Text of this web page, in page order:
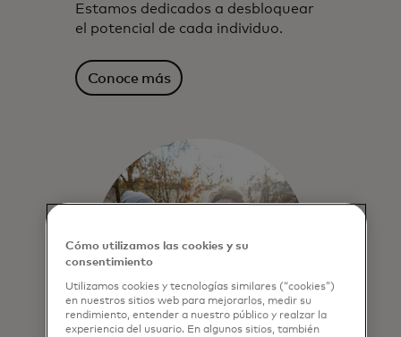
Estamos dedicados a desbloquear
el potencial de cada individuo.
Conoce más
Cómo utilizamos las cookies y su
consentimiento
Utilizamos cookies y tecnologías similares (“cookies”)
en nuestros sitios web para mejorarlos, medir su
rendimiento, entender a nuestro público y realzar la
experiencia del usuario. En algunos sitios, también